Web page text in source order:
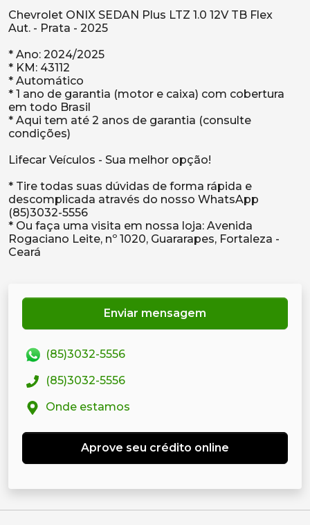
Chevrolet ONIX SEDAN Plus LTZ 1.0 12V TB Flex
Aut. - Prata - 2025
* Ano: 2024/2025
* KM: 43112
* Automático
* 1 ano de garantia (motor e caixa) com cobertura
em todo Brasil
* Aqui tem até 2 anos de garantia (consulte
condições)
Lifecar Veículos - Sua melhor opção!
* Tire todas suas dúvidas de forma rápida e
descomplicada através do nosso WhatsApp
(85)3032-5556
* Ou faça uma visita em nossa loja: Avenida
Rogaciano Leite, nº 1020, Guararapes, Fortaleza -
Enviar mensagem
(85)3032-5556
(85)3032-5556
Onde estamos
Aprove seu crédito online